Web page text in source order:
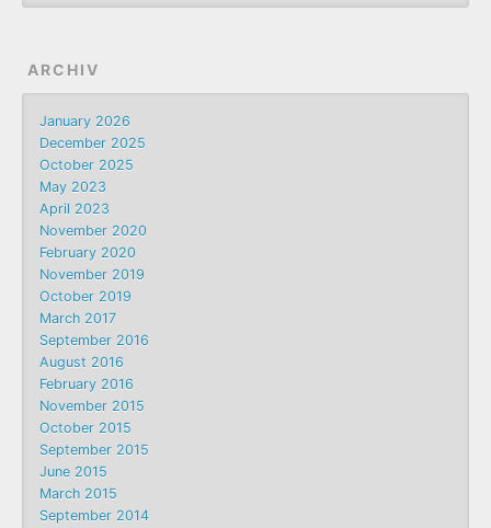
ARCHIV
January 2026
December 2025
October 2025
May 2023
April 2023
November 2020
February 2020
November 2019
October 2019
March 2017
September 2016
August 2016
February 2016
November 2015
October 2015
September 2015
June 2015
March 2015
September 2014